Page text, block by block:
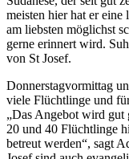
meisten hier hat er
am liebsten möglichst
gerne erinnert wird.
von St Josef.
Donnerstagvormittag
viele Flüchtlinge und
„Das Angebot wird gut
20 und 40 Flüchtlinge
betreut werden“, sagt